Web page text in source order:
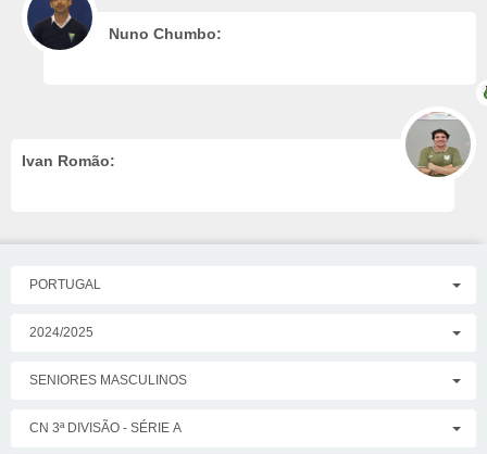
Nuno Chumbo:
Ivan Romão:
PORTUGAL
2024/2025
SENIORES MASCULINOS
CN 3ª DIVISÃO - SÉRIE A